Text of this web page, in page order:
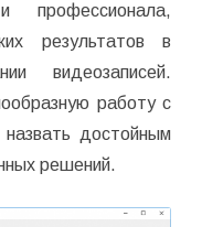
результатов в
видеозаписей.
работу с
достойным
решений.